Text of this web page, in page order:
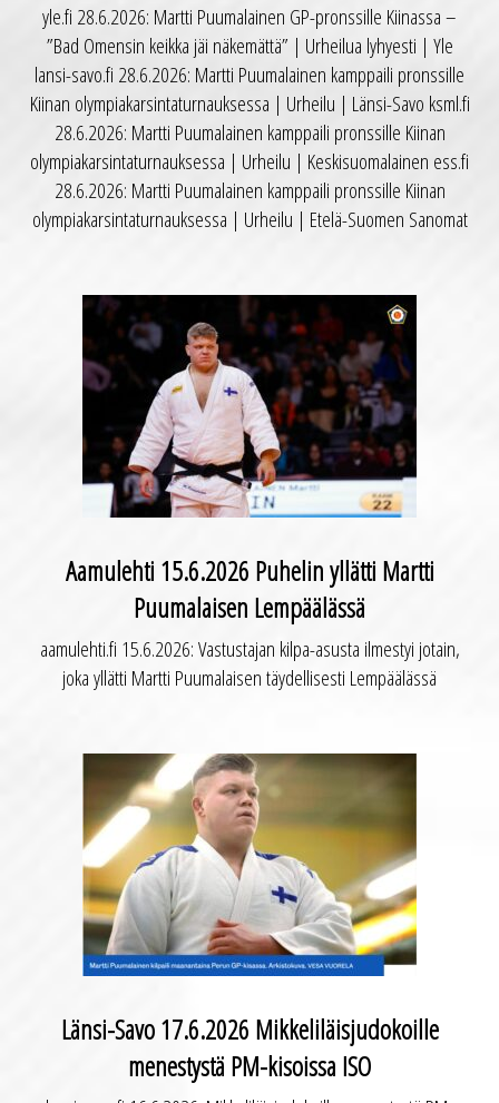
yle.fi 28.6.2026: Martti Puumalainen GP-pronssille Kiinassa –
”Bad Omensin keikka jäi näkemättä” | Urheilua lyhyesti | Yle
lansi-savo.fi 28.6.2026: Martti Puumalainen kamppaili pronssille
Kiinan olympiakarsintaturnauksessa | Urheilu | Länsi-Savo ksml.fi
28.6.2026: Martti Puumalainen kamppaili pronssille Kiinan
olympiakarsintaturnauksessa | Urheilu | Keskisuomalainen ess.fi
28.6.2026: Martti Puumalainen kamppaili pronssille Kiinan
olympiakarsintaturnauksessa | Urheilu | Etelä-Suomen Sanomat
Aamulehti 15.6.2026 Puhelin yllätti Martti
Puumalaisen Lempäälässä
aamulehti.fi 15.6.2026: Vastustajan kilpa-asusta ilmestyi jotain,
joka yllätti Martti Puumalaisen täydellisesti Lempäälässä
Länsi-Savo 17.6.2026 Mikkeliläisjudokoille
menestystä PM-kisoissa ISO